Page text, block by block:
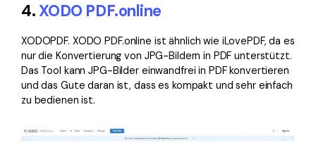
4. XODO PDF.online
XODOPDF. XODO PDF.online ist ähnlich wie iLovePDF, da es
nur die Konvertierung von JPG-Bildern in PDF unterstützt.
Das Tool kann JPG-Bilder einwandfrei in PDF konvertieren
und das Gute daran ist, dass es kompakt und sehr einfach
zu bedienen ist.